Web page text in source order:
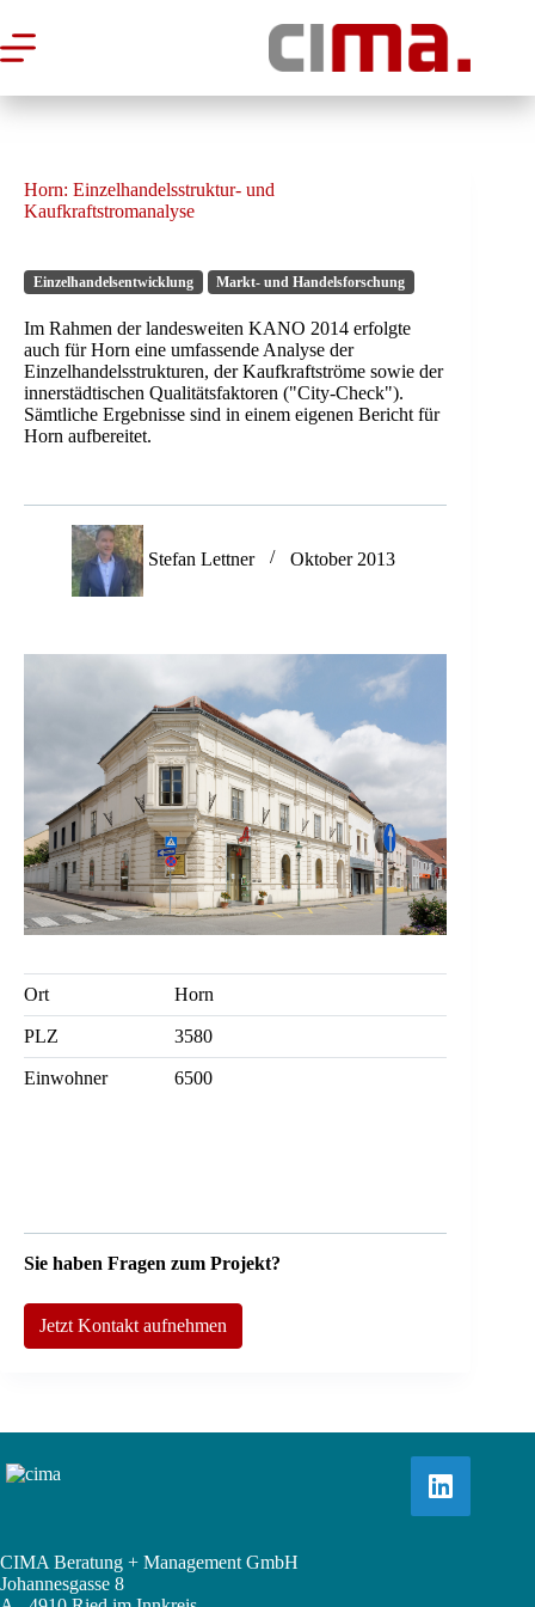
Inhalt
springen
Horn: Einzelhandelsstruktur- und
Kaufkraftstromanalyse
Einzelhandelsentwicklung Markt- und Handelsforschung
Im Rahmen der landesweiten KANO 2014 erfolgte
auch für Horn eine umfassende Analyse der
Einzelhandelsstrukturen, der Kaufkraftströme sowie der
innerstädtischen Qualitätsfaktoren ("City-Check").
Sämtliche Ergebnisse sind in einem eigenen Bericht für
Horn aufbereitet.
Stefan Lettner Oktober 2013
Ort Horn
PLZ 3580
Einwohner 6500
Sie haben Fragen zum Projekt?
Jetzt Kontakt aufnehmen
CIMA Beratung + Management GmbH
Johannesgasse 8